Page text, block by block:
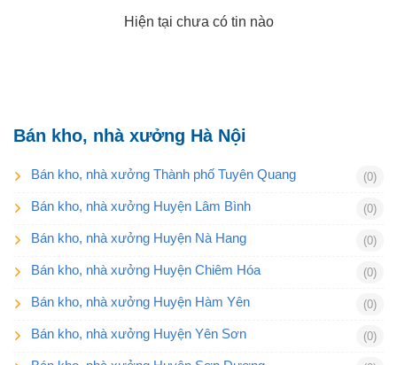
Hiện tại chưa có tin nào
Bán kho, nhà xưởng Hà Nội
Bán kho, nhà xưởng Thành phố Tuyên Quang (0)
Bán kho, nhà xưởng Huyện Lâm Bình (0)
Bán kho, nhà xưởng Huyện Nà Hang (0)
Bán kho, nhà xưởng Huyện Chiêm Hóa (0)
Bán kho, nhà xưởng Huyện Hàm Yên (0)
Bán kho, nhà xưởng Huyện Yên Sơn (0)